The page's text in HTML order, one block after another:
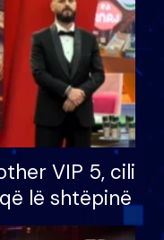
VIP 5, cili
lë shtëpinë